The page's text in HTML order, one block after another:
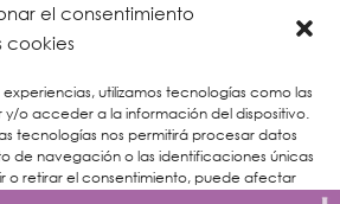
el consentimiento
cookies
utilizamos tecnologías como las
o acceder a la información del dispositivo.
tecnologías nos permitirá procesar datos
de navegación o las identificaciones únicas
o retirar el consentimiento, puede afectar
comprometidas con la
hacia personas
desplazadas internas y/o
de Violencias Basadas en